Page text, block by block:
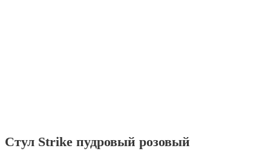
Стул Strike пудровый розовый